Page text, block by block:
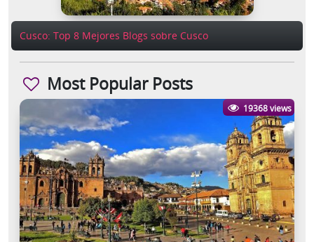
Cusco: Top 8 Mejores Blogs sobre Cusco
Most Popular Posts
19368 views